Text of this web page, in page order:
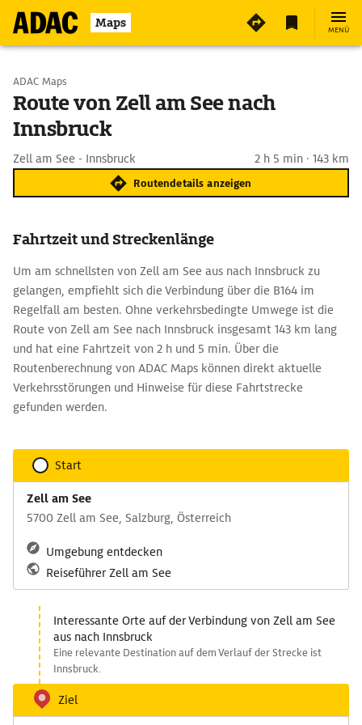
Maps MENÜ
Start wählen
Ziel eingeben
ADAC Maps
Route von Zell am See nach
Innsbruck
Zell am See - Innsbruck 2 h 5 min · 143 km
Routendetails anzeigen
Fahrtzeit und Streckenlänge
Um am schnellsten von Zell am See aus nach Innsbruck zu
gelangen, empfiehlt sich die Verbindung über die B164 im
Regelfall am besten. Ohne verkehrsbedingte Umwege ist die
Route von Zell am See nach Innsbruck insgesamt 143 km lang
und hat eine Fahrtzeit von 2 h und 5 min. Über die
Routenberechnung von ADAC Maps können direkt aktuelle
Verkehrsstörungen und Hinweise für diese Fahrtstrecke
gefunden werden.
Start
Zell am See
5700 Zell am See, Salzburg, Österreich
Umgebung entdecken
Reiseführer Zell am See
Interessante Orte auf der Verbindung von Zell am See
aus nach Innsbruck
Eine relevante Destination auf dem Verlauf der Strecke ist
Innsbruck.
Ziel